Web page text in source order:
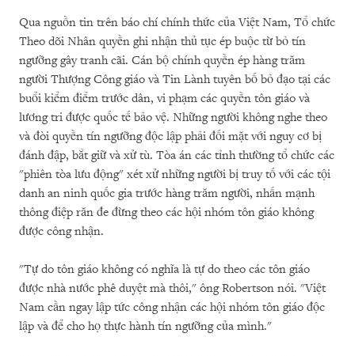
Qua nguồn tin trên báo chí chính thức của Việt Nam, Tổ chức
Theo dõi Nhân quyền ghi nhận thủ tục ép buộc từ bỏ tín
ngưỡng gây tranh cãi. Cán bộ chính quyền ép hàng trăm
người Thượng Công giáo và Tin Lành tuyên bố bỏ đạo tại các
buổi kiểm điểm trước dân, vi phạm các quyền tôn giáo và
lương tri được quốc tế bảo vệ. Những người không nghe theo
và đòi quyền tín ngưỡng độc lập phải đối mặt với nguy cơ bị
đánh đập, bắt giữ và xử tù. Tòa án các tỉnh thường tổ chức các
"phiên tòa lưu động" xét xử những người bị truy tố với các tội
danh an ninh quốc gia trước hàng trăm người, nhấn mạnh
thông điệp răn đe đừng theo các hội nhóm tôn giáo không
được công nhận.
"Tự do tôn giáo không có nghĩa là tự do theo các tôn giáo
được nhà nước phê duyệt mà thôi," ông Robertson nói. "Việt
Nam cần ngay lập tức công nhận các hội nhóm tôn giáo độc
lập và để cho họ thực hành tín ngưỡng của mình."